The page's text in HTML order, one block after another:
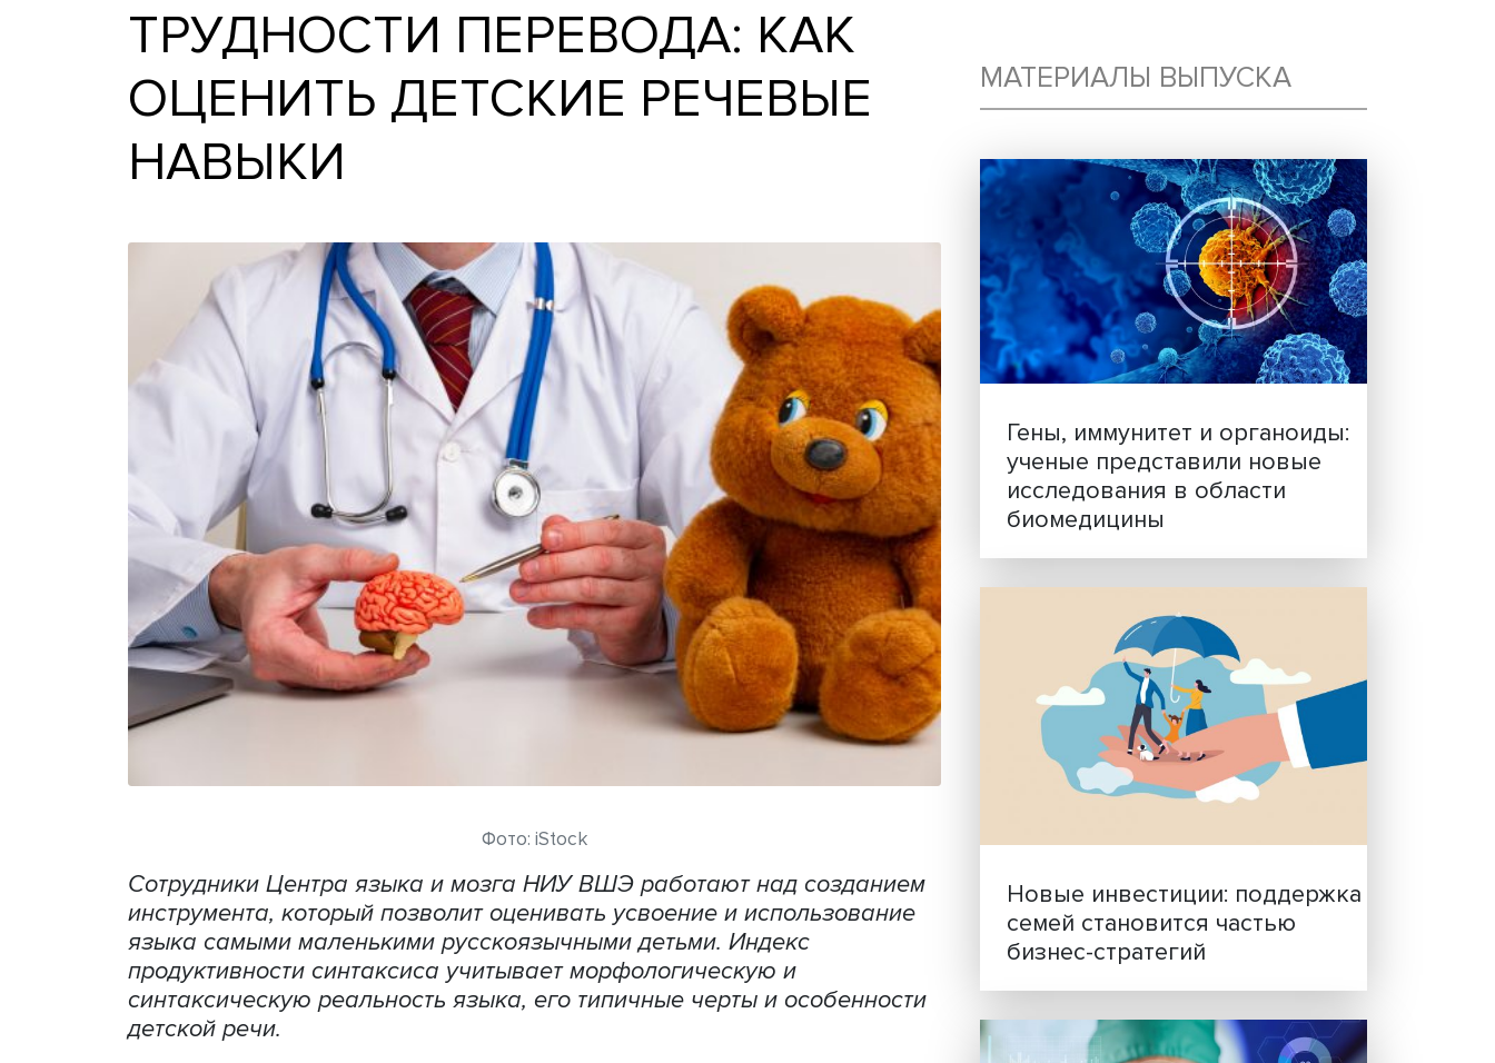
ТРУДНОСТИ ПЕРЕВОДА: КАК
ОЦЕНИТЬ ДЕТСКИЕ РЕЧЕВЫЕ
НАВЫКИ
МАТЕРИАЛЫ ВЫПУСКА
ученые представили
исследования в области
биомедицины